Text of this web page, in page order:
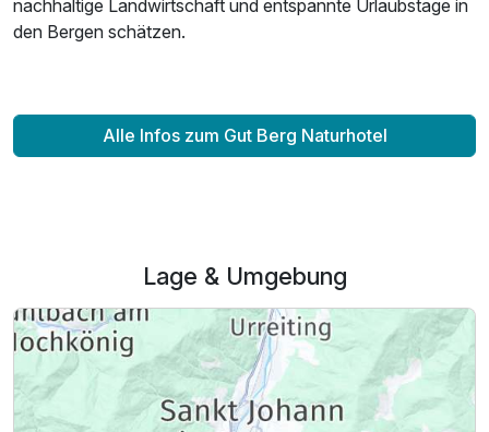
Für 8 Tage p.P. ab 1.120,00 €
nachhaltige Landwirtschaft und entspannte Urlaubstage in
den Bergen schätzen.
Alle Infos zum Gut Berg Naturhotel
Lage & Umgebung